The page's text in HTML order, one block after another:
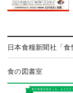
日本食糧新聞社「食
食の図書室